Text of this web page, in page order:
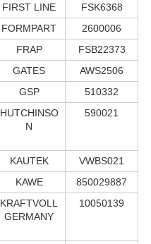
FIRST LINE
FSK6368
FORMPART
2600006
FRAP
FSB22373
GATES
AWS2506
GSP
510332
HUTCHINSO
N
590021
KAUTEK
VWBS021
KAWE
850029887
KRAFTVOLL
GERMANY
10050139